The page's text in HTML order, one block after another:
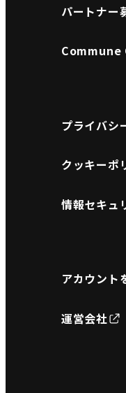
パートナー
プライバシ
クッキーポ
情報セキュ
アカウント
運営会社